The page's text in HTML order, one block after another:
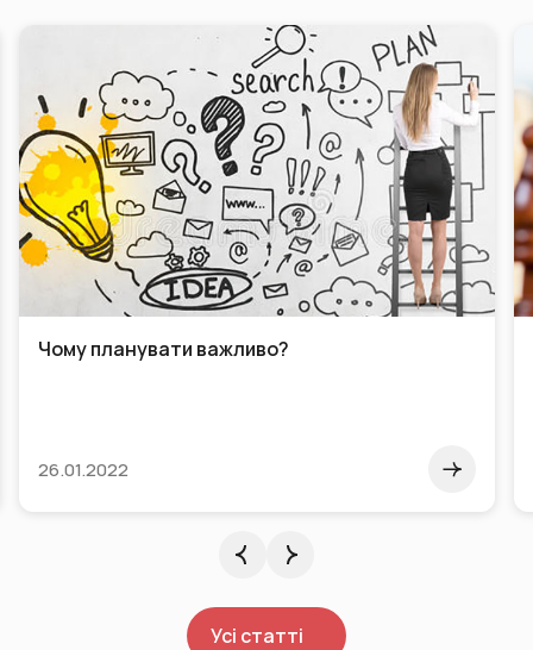
Чому планувати важливо?
26.01.2022
Усі статті